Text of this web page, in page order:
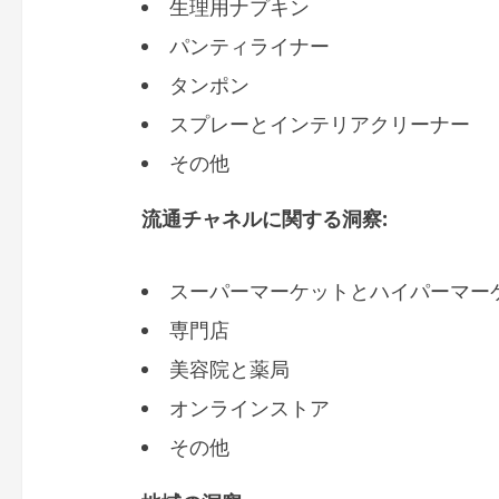
生理用ナプキン
パンティライナー
タンポン
スプレーとインテリアクリーナー
その他
流通チャネルに関する洞察:
スーパーマーケットとハイパーマー
専門店
美容院と薬局
オンラインストア
その他